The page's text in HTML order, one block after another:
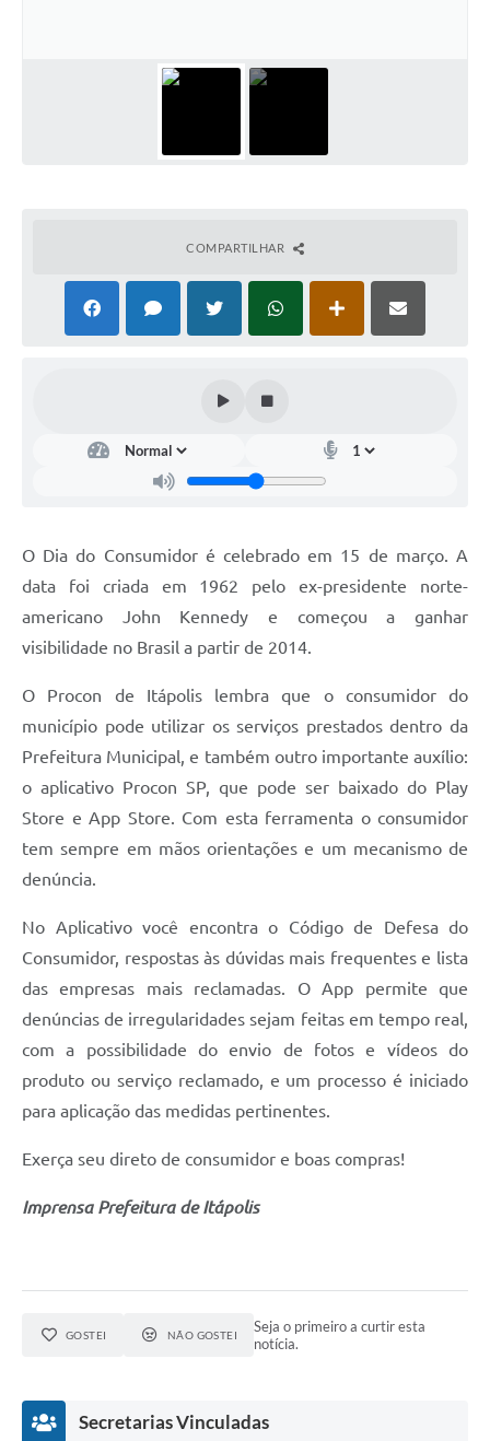
Gasoduto (Gás Natural)
História
Arquivos para Download
Turismo
Galeria de Vídeos
Links
Telefones Úteis
Enquete
Jornal
Agenda
Diário Oficial
COMPARTILHAR
O Dia do Consumidor é celebrado em 15 de março. A
data foi criada em 1962 pelo ex-presidente norte-
americano John Kennedy e começou a ganhar
visibilidade no Brasil a partir de 2014.
O Procon de Itápolis lembra que o consumidor do
município pode utilizar os serviços prestados dentro da
Prefeitura Municipal, e também outro importante auxílio:
o aplicativo Procon SP, que pode ser baixado do Play
Store e App Store. Com esta ferramenta o consumidor
tem sempre em mãos orientações e um mecanismo de
denúncia.
No Aplicativo você encontra o Código de Defesa do
Consumidor, respostas às dúvidas mais frequentes e lista
das empresas mais reclamadas. O App permite que
denúncias de irregularidades sejam feitas em tempo real,
com a possibilidade do envio de fotos e vídeos do
produto ou serviço reclamado, e um processo é iniciado
para aplicação das medidas pertinentes.
Exerça seu direto de consumidor e boas compras!
Imprensa Prefeitura de Itápolis
GOSTEI NÃO GOSTEI
Seja o primeiro a curtir esta
notícia.
Secretarias Vinculadas